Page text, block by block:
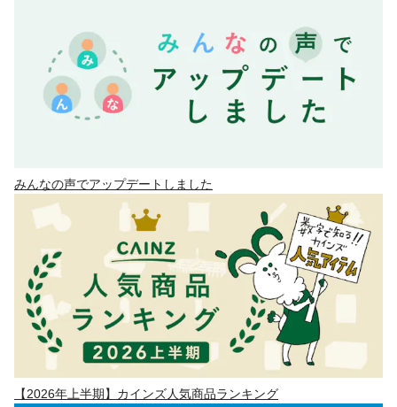
みんなの声でアップデートしました
【2026年上半期】カインズ人気商品ランキング